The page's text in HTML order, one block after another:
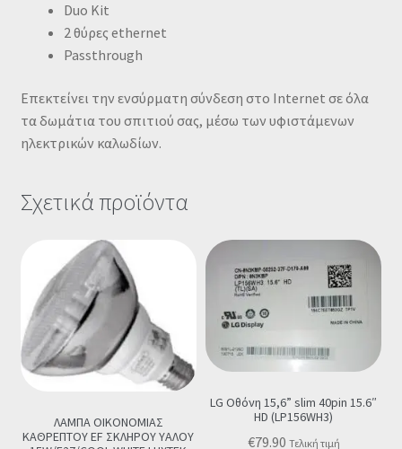
Duo Kit
2 θύρες ethernet
Passthrough
Επεκτείνει την ενσύρματη σύνδεση στο Internet σε όλα
τα δωμάτια του σπιτιού σας, μέσω των υφιστάμενων
ηλεκτρικών καλωδίων.
Σχετικά προϊόντα
ΛΑΜΠΑ ΟΙΚΟΝΟΜΙΑΣ
ΚΑΘΡΕΠΤΟΥ EF ΣΚΛΗΡΟΥ ΥΑΛΟΥ
LG Οθόνη 15,6” slim 40pin 15.6″
HD (LP156WH3)
€79.90 Τελική τιμή